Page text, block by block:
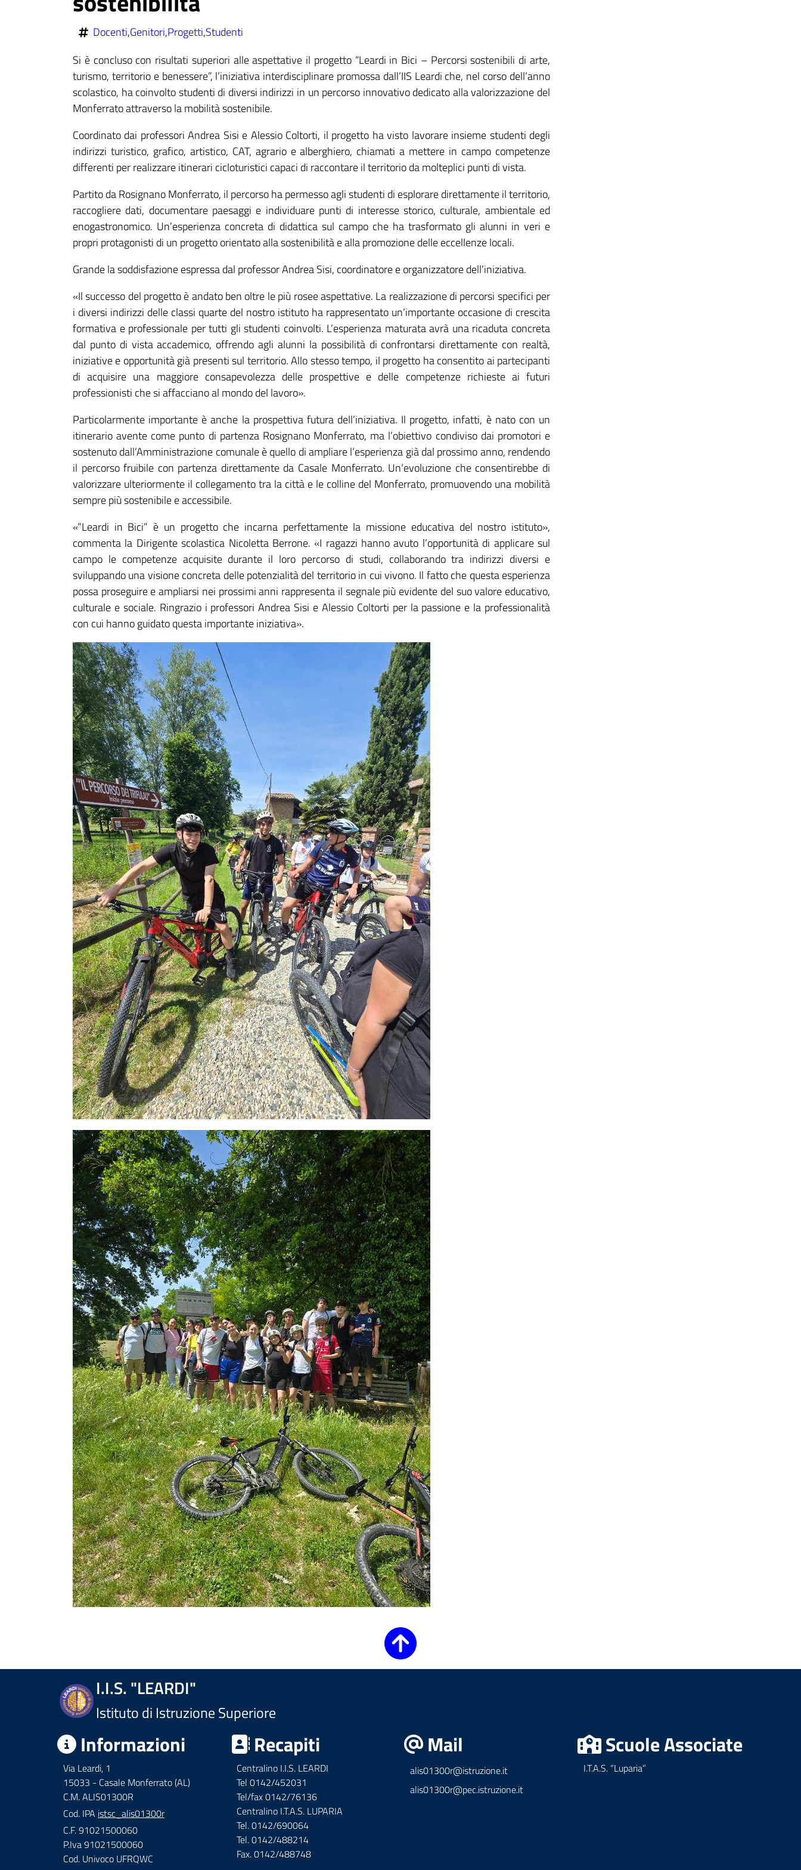
Docenti,Genitori,Progetti,Studenti
Si è concluso con risultati superiori alle aspettative il progetto “Leardi in Bici – Percorsi sostenibili di arte,
turismo, territorio e benessere”, l’iniziativa interdisciplinare promossa dall’IIS Leardi che, nel corso dell’anno
scolastico, ha coinvolto studenti di diversi indirizzi in un percorso innovativo dedicato alla valorizzazione del
Monferrato attraverso la mobilità sostenibile.
Coordinato dai professori Andrea Sisi e Alessio Coltorti, il progetto ha visto lavorare insieme studenti degli
indirizzi turistico, grafico, artistico, CAT, agrario e alberghiero, chiamati a mettere in campo competenze
differenti per realizzare itinerari cicloturistici capaci di raccontare il territorio da molteplici punti di vista.
Partito da Rosignano Monferrato, il percorso ha permesso agli studenti di esplorare direttamente il territorio,
raccogliere dati, documentare paesaggi e individuare punti di interesse storico, culturale, ambientale ed
enogastronomico. Un’esperienza concreta di didattica sul campo che ha trasformato gli alunni in veri e
propri protagonisti di un progetto orientato alla sostenibilità e alla promozione delle eccellenze locali.
Grande la soddisfazione espressa dal professor Andrea Sisi, coordinatore e organizzatore dell’iniziativa.
«Il successo del progetto è andato ben oltre le più rosee aspettative. La realizzazione di percorsi specifici per
i diversi indirizzi delle classi quarte del nostro istituto ha rappresentato un’importante occasione di crescita
formativa e professionale per tutti gli studenti coinvolti. L’esperienza maturata avrà una ricaduta concreta
dal punto di vista accademico, offrendo agli alunni la possibilità di confrontarsi direttamente con realtà,
iniziative e opportunità già presenti sul territorio. Allo stesso tempo, il progetto ha consentito ai partecipanti
di acquisire una maggiore consapevolezza delle prospettive e delle competenze richieste ai futuri
professionisti che si affacciano al mondo del lavoro».
Particolarmente importante è anche la prospettiva futura dell’iniziativa. Il progetto, infatti, è nato con un
itinerario avente come punto di partenza Rosignano Monferrato, ma l’obiettivo condiviso dai promotori e
sostenuto dall’Amministrazione comunale è quello di ampliare l’esperienza già dal prossimo anno, rendendo
il percorso fruibile con partenza direttamente da Casale Monferrato. Un’evoluzione che consentirebbe di
valorizzare ulteriormente il collegamento tra la città e le colline del Monferrato, promuovendo una mobilità
sempre più sostenibile e accessibile.
«”Leardi in Bici” è un progetto che incarna perfettamente la missione educativa del nostro istituto»,
commenta la Dirigente scolastica Nicoletta Berrone. «I ragazzi hanno avuto l’opportunità di applicare sul
campo le competenze acquisite durante il loro percorso di studi, collaborando tra indirizzi diversi e
sviluppando una visione concreta delle potenzialità del territorio in cui vivono. Il fatto che questa esperienza
possa proseguire e ampliarsi nei prossimi anni rappresenta il segnale più evidente del suo valore educativo,
culturale e sociale. Ringrazio i professori Andrea Sisi e Alessio Coltorti per la passione e la professionalità
con cui hanno guidato questa importante iniziativa».
I.I.S. "LEARDI"
Istituto di Istruzione Superiore
Informazioni
Via Leardi, 1
15033 - Casale Monferrato (AL)
C.M. ALIS01300R
Cod. IPA istsc_alis01300r
C.F. 91021500060
P.Iva 91021500060
Cod. Univoco UFRQWC
Recapiti
Centralino I.I.S. LEARDI
Tel 0142/452031
Tel/fax 0142/76136
Centralino I.T.A.S. LUPARIA
Tel. 0142/690064
Tel. 0142/488214
Fax. 0142/488748
Mail
alis01300r@istruzione.it
alis01300r@pec.istruzione.it
Scuole Associate
I.T.A.S. “Luparia”